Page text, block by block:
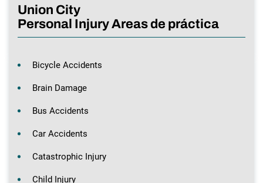
Union City
Personal Injury Areas de práctica
Bicycle Accidents
Brain Damage
Bus Accidents
Car Accidents
Catastrophic Injury
Child Injury